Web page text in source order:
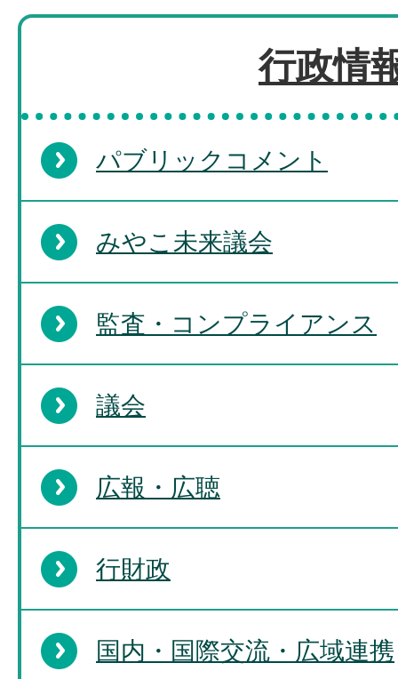
行政情
パブリックコメント
みやこ未来議会
監査・コンプライアンス
議会
広報・広聴
行財政
国内・国際交流・広域連携